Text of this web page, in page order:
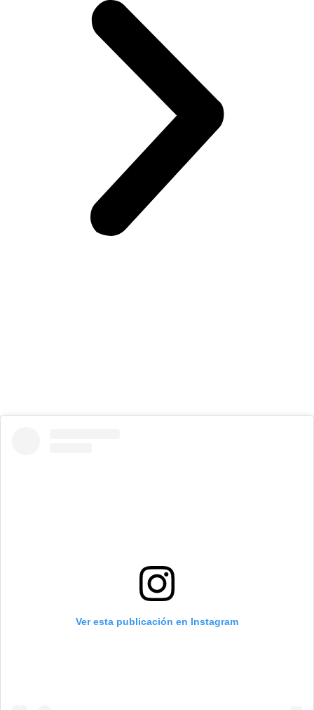
Ver esta publicación en Instagram